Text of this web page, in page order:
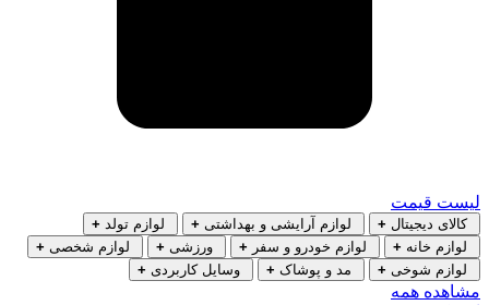
لیست قیمت
کالای دیجیتال + لوازم آرایشی و بهداشتی + لوازم تولد +
لوازم خانه + لوازم خودرو و سفر + ورزشی + لوازم شخصی +
لوازم شوخی + مد و پوشاک + وسایل کاربردی +
مشاهده همه